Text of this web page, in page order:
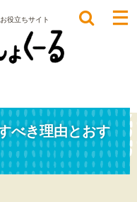
役立ちサイト
べき理由とおす